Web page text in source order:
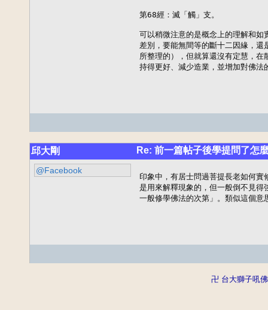
第68經：滅「觸」支。
可以稍微注意的是概念上的理解和
差別，要能無間等的斷十二因緣，
所整理的），但就算還沒有定慧，
持得更好、減少造業，並增加對佛
邱大剛 Re: 前一篇帖子後學提問了怎
@Facebook
印象中，有居士問過菩提長老如何
是用來解釋現象的，但一般倒不見
一般修學佛法的次第」。類似這個意
卍 台大獅子吼